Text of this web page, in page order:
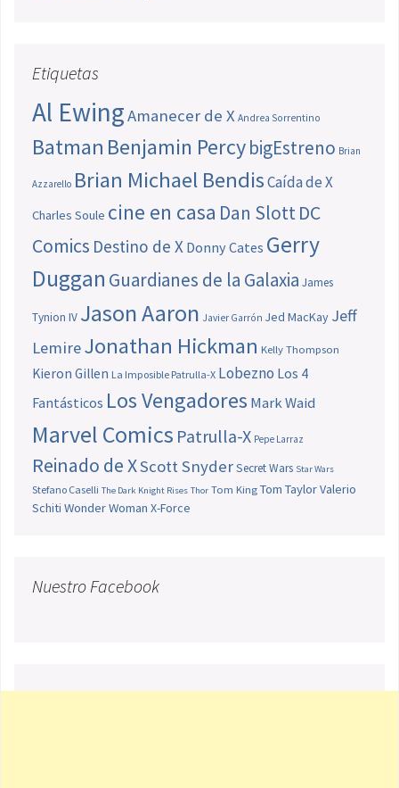
Etiquetas
Al EwingAmanecer de X Andrea Sorrentino
Batman Benjamin PercybigEstreno Brian
Azzarello Brian Michael BendisCaída de X
Charles Soule cine en casa Dan SlottDC
Comics Destino de X Donny Cates Gerry
Duggan Guardianes de la Galaxia James
Tynion IV Jason Aaron Javier Garrón Jed MacKay Jeff
LemireJonathan Hickman Kelly Thompson
Kieron Gillen La Imposible Patrulla-X Lobezno Los 4
Fantásticos Los Vengadores Mark Waid
Marvel Comics Patrulla-X Pepe Larraz
Reinado de XScott SnyderSecret Wars Star Wars
Stefano Caselli The Dark Knight Rises Thor Tom King Tom TaylorValerio
Schiti Wonder Woman X-Force
Nuestro Facebook